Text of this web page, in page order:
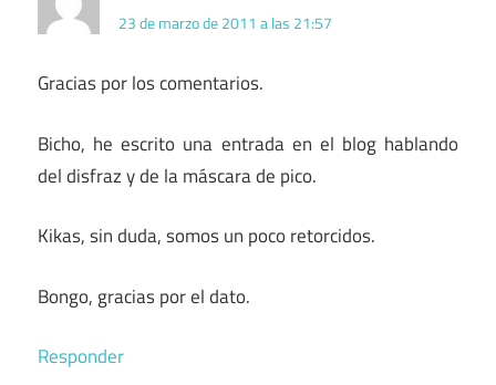
23 de marzo de 2011 a las 21:57
Gracias por los comentarios.
Bicho, he escrito una entrada en el blog hablando
del disfraz y de la máscara de pico.
Kikas, sin duda, somos un poco retorcidos.
Bongo, gracias por el dato.
Responder